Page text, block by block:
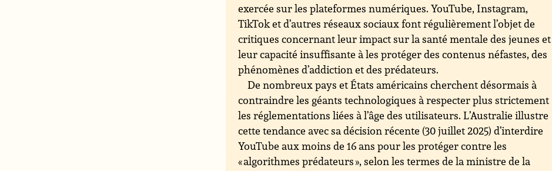
exercée sur les plateformes numériques. YouTube, Instagram,
TikTok et d’autres réseaux sociaux font régulièrement l’objet de
critiques concernant leur impact sur la santé mentale des jeunes et
leur capacité insuffisante à les protéger des contenus néfastes, des
phénomènes d’addiction et des prédateurs.
De nombreux pays et États américains cherchent désormais à
contraindre les géants technologiques à respecter plus strictement
les réglementations liées à l’âge des utilisateurs. L’Australie illustre
cette tendance avec sa décision récente (30 juillet 2025) d’interdire
YouTube aux moins de 16 ans pour les protéger contre les
« algorithmes prédateurs », selon les termes de la ministre de la